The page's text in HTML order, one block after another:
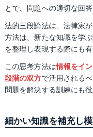
とで、問題への適切な回
法的三段論法は、法律家
方法は、新たな知識を学
を整理し表現する際にも有
この思考方法は情報をイ
段階の双方で活用される
問題を解決する訓練にも役
細かい知識を補充し